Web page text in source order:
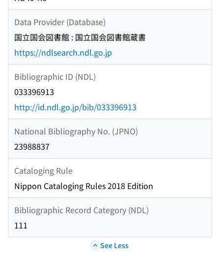
Data Provider (Database)
国立国会図書館 : 国立国会図書館蔵書
https://ndlsearch.ndl.go.jp
Bibliographic ID (NDL)
033396913
http://id.ndl.go.jp/bib/033396913
National Bibliography No. (JPNO)
23988837
Cataloging Rule
Nippon Cataloging Rules 2018 Edition
Bibliographic Record Category (NDL)
111
See Less